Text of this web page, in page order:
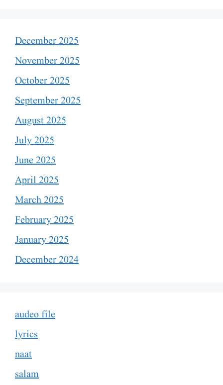
December 2025
November 2025
October 2025
September 2025
August 2025
July 2025
June 2025
April 2025
March 2025
February 2025
January 2025
December 2024
audeo file
lyrics
naat
salam